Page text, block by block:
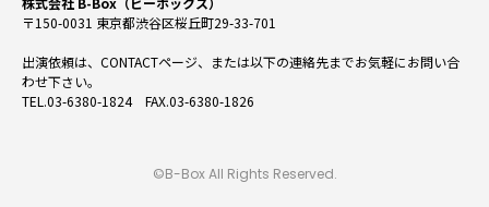
〒150-0031 東京都渋谷区桜丘町29-33-701
出演依頼は、CONTACTページ、または以下の連絡先までお気軽にお問い合
わせ下さい。
TEL.03-6380-1824 FAX.03-6380-1826
©B-Box All Rights Reserved.